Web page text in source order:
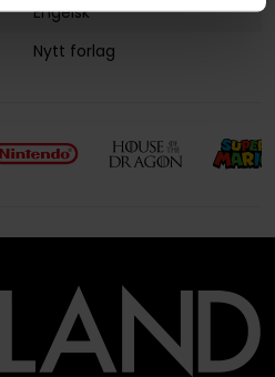
Engelsk
Nytt forlag